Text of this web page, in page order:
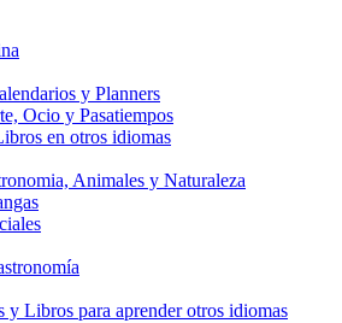
y Planners
Ocio y Pasatiempos
en otros idiomas
Animales y Naturaleza
y Libros para aprender otros idiomas